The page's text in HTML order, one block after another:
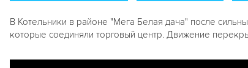
В Котельники в районе "Мега Белая дача" после
которые соединяли торговый центр. Движение